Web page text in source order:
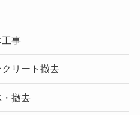
事
リート撤去
撤去